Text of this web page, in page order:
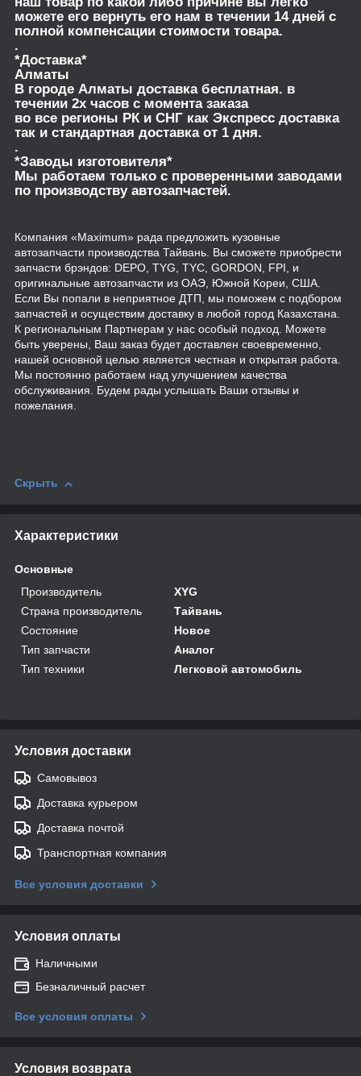
можете его вернуть его нам в течении 14 дней с
полной компенсации стоимости товара.
.
*Доставка*
Алматы
В городе Алматы доставка бесплатная. в
течении 2х часов с момента заказа
во все регионы РК и СНГ как Экспресс доставка
так и стандартная доставка от 1 дня.
.
*Заводы изготовителя*
Мы работаем только с проверенными заводами
по производству автозапчастей.
Компания «Maximum» рада предложить кузовные
автозапчасти производства Тайвань. Вы сможете приобрести
запчасти брэндов: DEPO, TYG, TYC, GORDON, FPI, и
оригинальные автозапчасти из ОАЭ, Южной Кореи, США.
Если Вы попали в неприятное ДТП, мы поможем с подбором
запчастей и осуществим доставку в любой город Казахстана.
К региональным Партнерам у нас особый подход. Можете
быть уверены, Ваш заказ будет доставлен своевременно,
нашей основной целью является честная и открытая работа.
Мы постоянно работаем над улучшением качества
обслуживания. Будем рады услышать Ваши отзывы и
пожелания.
Скрыть
Характеристики
Основные
Производитель
XYG
Страна производитель
Тайвань
Состояние
Новое
Тип запчасти
Аналог
Тип техники
Легковой автомобиль
Условия доставки
Самовывоз
Доставка курьером
Доставка почтой
Транспортная компания
Все условия доставки
Условия оплаты
Наличными
Безналичный расчет
Все условия оплаты
Условия возврата